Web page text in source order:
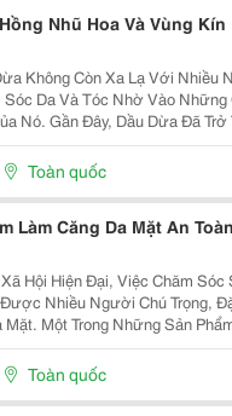
Nhũ Hoa Và Vùng Kín
Không Còn Xa Lạ Với Nhiều
Sóc Da Và Tóc Nhờ Vào Những
Nó. Gần Đây, Dầu Dừa Đã Trở
Trong Việc Làm Hồng Nhũ
Khả Năng Cung Cấp Độ Ẩm,
Toàn quốc
Làm Căng Da Mặt An
Xã Hội Hiện Đại, Việc Chăm Sóc
Nhiều Người Chú Trọng,
Mặt. Một Trong Những Sản
Chuộng Hiện Nay Là Serum
Khả Năng Cung Cấp Độ Ẩm Và
Toàn quốc